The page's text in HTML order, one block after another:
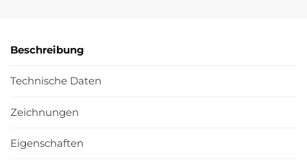
Beschreibung
Technische Daten
Zeichnungen
Eigenschaften